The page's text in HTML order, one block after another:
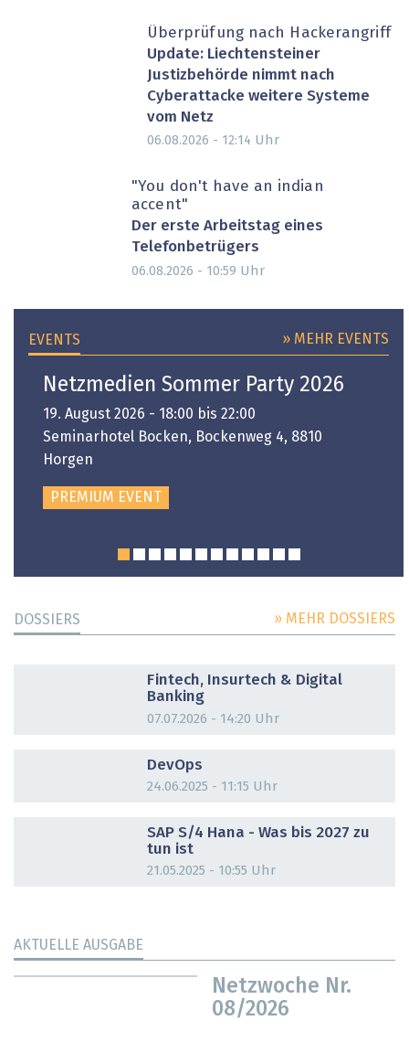
Überprüfung nach Hackerangriff
Update: Liechtensteiner
Justizbehörde nimmt nach
Cyberattacke weitere Systeme
vom Netz
06.08.2026 - 12:14 Uhr
"You don't have an indian
accent"
Der erste Arbeitstag eines
Telefonbetrügers
06.08.2026 - 10:59 Uhr
EVENTS » MEHR EVENTS
Netzmedien Sommer Party 2026
19. August 2026 - 18:00 bis 22:00
Seminarhotel Bocken, Bockenweg 4, 8810
Horgen
PREMIUM EVENT
DOSSIERS » MEHR DOSSIERS
Fintech, Insurtech & Digital
Banking
07.07.2026 - 14:20 Uhr
DevOps
24.06.2025 - 11:15 Uhr
SAP S/4 Hana - Was bis 2027 zu
tun ist
21.05.2025 - 10:55 Uhr
AKTUELLE AUSGABE
Netzwoche Nr.
08/2026